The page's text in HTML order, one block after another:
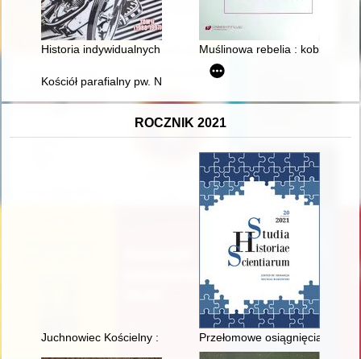
Historia indywidualnych mistrzostw świata juniorów na żużlu.
Muślinowa rebelia : kobiecy
Kościół parafialny pw. Najświętszego Serca Pana Jezusa w
ROCZNIK 2021
Juchnowiec Kościelny : gmina na przedmieściach 1918-1989
Przełomowe osiągnięcia